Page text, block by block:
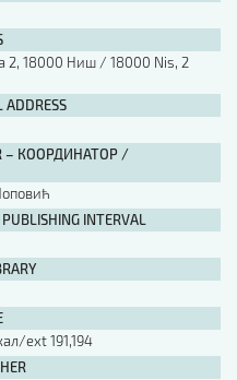
[B5, ћир]
[B5, лат]
[B5, енг]
2, 18000 Ниш / 18000 Nis, 2
– КООРДИНАТОР /
INTERVAL
ext 191,194